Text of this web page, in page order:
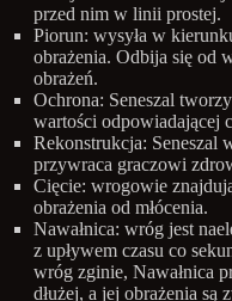
przed nim w linii prostej.
Piorun: wysyła w
obrażenia. Odbija się od
obrażeń.
Ochrona: Seneszal
wartości odpowiadającej
Rekonstrukcja: Seneszal
przywraca graczowi
Cięcie: wrogowie
obrażenia od młócenia.
Nawałnica: wróg jest
z upływem czasu co
wróg zginie, Nawałnica
dłużej, a jej obrażenia są